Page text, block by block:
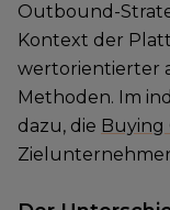
Outbound-
Kontext der
wertorientierter
Methoden. Im
dazu, die Buying